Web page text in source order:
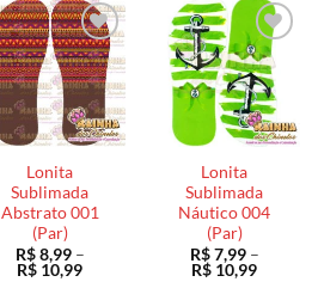
várias
variantes.
As
opções
podem
ser
escolhidas
na
página
do
produto
várias
variantes.
As
opções
podem
ser
escolhidas
na
página
do
produto
Lonita
Sublimada
Abstrato 001
(Par)
R$8,99 –
R$ 10,99Faixa
Lonita
Sublimada
Náutico 004
(Par)
R$7,99 –
R$ 10,99Faixa